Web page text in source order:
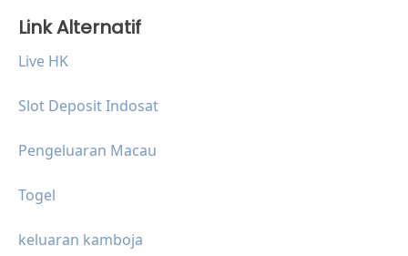
Link Alternatif
Live HK
Slot Deposit Indosat
Pengeluaran Macau
Togel
keluaran kamboja